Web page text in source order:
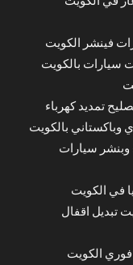
فينشر الكويت
سيارات بالكويت
تمديد كهرباء
وباكستاني بالكويت
وبنشر سيارات
في الكويت
تبديل اقفال
الكويت